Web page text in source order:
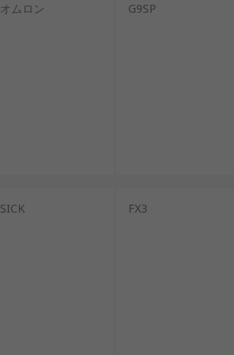
オムロン G9SP
SICK FX3